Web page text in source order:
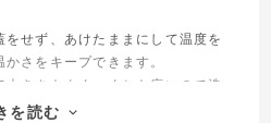
せず、あけたままにして温度を
さをキープできます。
大きさもよく、くちも広いので洗
、とても良いです。
を読む